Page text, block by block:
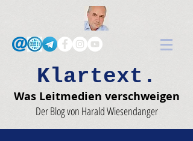
Klartext.
Was Leitmedien verschweigen
Der Blog von Harald Wiesendanger